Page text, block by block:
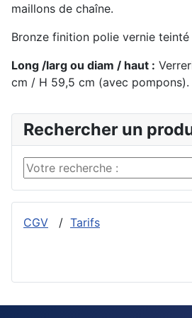
Rechercher un
CGV / Tarifs
maillons de chaîne.
Bronze finition polie vernie teinté
Long /larg ou diam / haut :
cm / H 59,5 cm (avec pompons).